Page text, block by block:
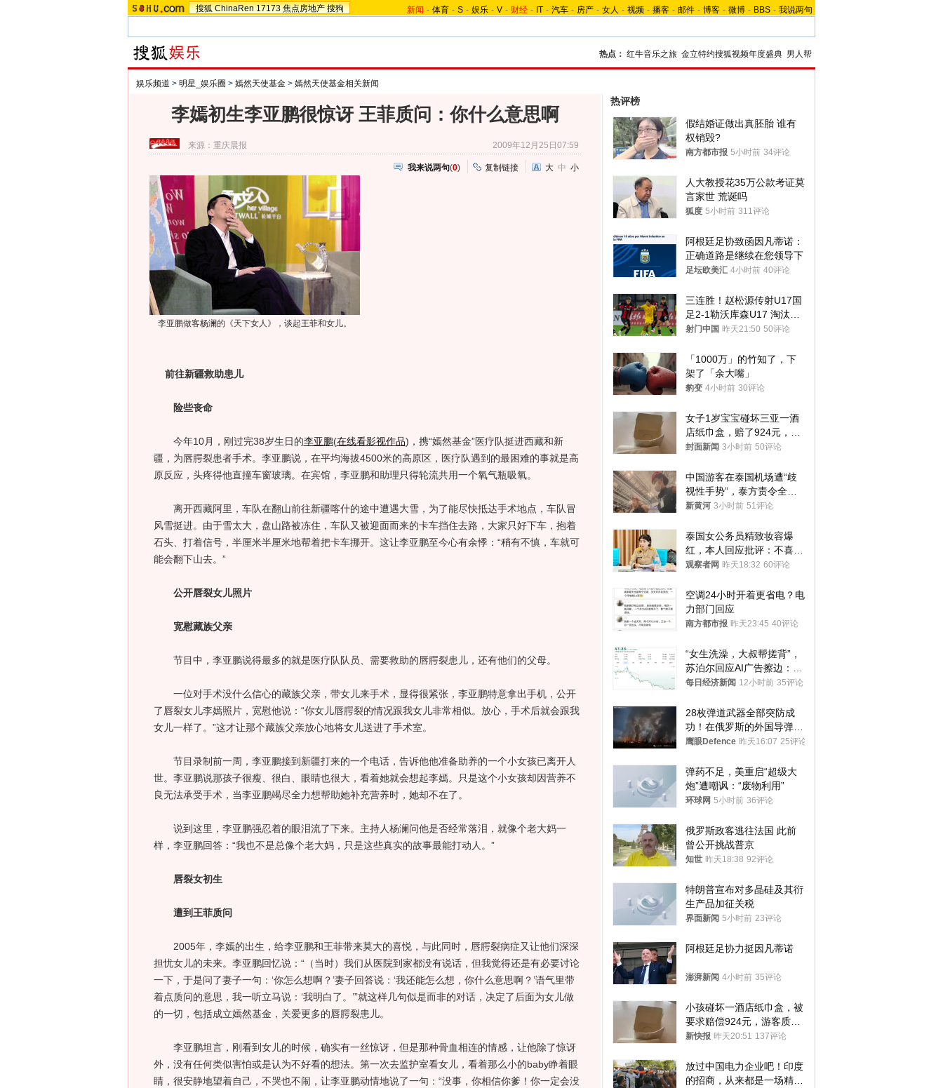
搜狐 ChinaRen 17173 焦点房地产 搜狗 新闻 - 体育 - S - 娱乐 - V - 财经 - IT - 汽车 - 房产 - 女人 - 视频 - 播客 - 邮件 - 博客 - 微博 - BBS - 我说两句
热点： 红牛音乐之旅 金立特约搜狐视频年度盛典 男人帮
娱乐频道 > 明星_娱乐圈 > 嫣然天使基金 > 嫣然天使基金相关新闻
李嫣初生李亚鹏很惊讶 王菲质问：你什么意思啊
来源：重庆晨报 2009年12月25日07:59
我来说两句(0) 复制链接 大 中 小
李亚鹏做客杨澜的《天下女人》，谈起王菲和女儿。
前往新疆救助患儿
险些丧命
今年10月，刚过完38岁生日的李亚鹏(在线看影视作品) ，携“嫣然基金”医疗队挺进西藏和新
疆，为唇腭裂患者手术。李亚鹏说，在平均海拔4500米的高原区，医疗队遇到的最困难的事就是高
原反应，头疼得他直撞车窗玻璃。在宾馆，李亚鹏和助理只得轮流共用一个氧气瓶吸氧。
离开西藏阿里，车队在翻山前往新疆喀什的途中遭遇大雪，为了能尽快抵达手术地点，车队冒
风雪挺进。由于雪太大，盘山路被冻住，车队又被迎面而来的卡车挡住去路，大家只好下车，抱着
石头、打着信号，半厘米半厘米地帮着把卡车挪开。这让李亚鹏至今心有余悸：“稍有不慎，车就可
能会翻下山去。”
公开唇裂女儿照片
宽慰藏族父亲
节目中，李亚鹏说得最多的就是医疗队队员、需要救助的唇腭裂患儿，还有他们的父母。
一位对手术没什么信心的藏族父亲，带女儿来手术，显得很紧张，李亚鹏特意拿出手机，公开
了唇裂女儿李嫣照片，宽慰他说：“你女儿唇腭裂的情况跟我女儿非常相似。放心，手术后就会跟我
女儿一样了。”这才让那个藏族父亲放心地将女儿送进了手术室。
节目录制前一周，李亚鹏接到新疆打来的一个电话，告诉他他准备助养的一个小女孩已离开人
世。李亚鹏说那孩子很瘦、很白、眼睛也很大，看着她就会想起李嫣。只是这个小女孩却因营养不
良无法承受手术，当李亚鹏竭尽全力想帮助她补充营养时，她却不在了。
说到这里，李亚鹏强忍着的眼泪流了下来。主持人杨澜问他是否经常落泪，就像个老大妈一
样，李亚鹏回答：“我也不是总像个老大妈，只是这些真实的故事最能打动人。”
唇裂女初生
遭到王菲质问
2005年，李嫣的出生，给李亚鹏和王菲带来莫大的喜悦，与此同时，唇腭裂病症又让他们深深
担忧女儿的未来。李亚鹏回忆说：“（当时）我们从医院到家都没有说话，但我觉得还是有必要讨论
一下，于是问了妻子一句：‘你怎么想啊？’妻子回答说：‘我还能怎么想，你什么意思啊？’语气里带
着点质问的意思，我一听立马说：‘我明白了。’”就这样几句似是而非的对话，决定了后面为女儿做
的一切，包括成立嫣然基金，关爱更多的唇腭裂患儿。
李亚鹏坦言，刚看到女儿的时候，确实有一丝惊讶，但是那种骨血相连的情感，让他除了惊讶
外，没有任何类似害怕或是认为不好看的想法。第一次去监护室看女儿，看着那么小的baby睁着眼
睛，很安静地望着自己，不哭也不闹，让李亚鹏动情地说了一句：“没事，你相信你爹！你一定会没
热评榜
假结婚证做出真胚胎 谁有
权销毁?
南方都市报 5小时前 34评论
人大教授花35万公款考证莫
言家世 荒诞吗
狐度 5小时前 311评论
阿根廷足协致函因凡蒂诺：
正确道路是继续在您领导下
足坛欧美汇 4小时前 40评论
三连胜！赵松源传射U17国
足2-1勒沃库森U17 淘汰赛
将战河床
射门中国 昨天21:50 50评论
「1000万」的竹知了，下
架了「余大嘴」
豹变 4小时前 30评论
女子1岁宝宝碰坏三亚一酒
店纸巾盒，赔了924元，发
帖吐槽后酒店退还一半的
封面新闻 3小时前 50评论
中国游客在泰国机场遭“歧
视性手势”，泰方责令全面
调查，对责任人采取最严厉
新黄河 3小时前 51评论
泰国女公务员精致妆容爆
红，本人回应批评：不喜欢
就别看
观察者网 昨天18:32 60评论
空调24小时开着更省电？电
力部门回应
南方都市报 昨天23:45 40评论
“女生洗澡，大叔帮搓背”，
苏泊尔回应AI广告擦边：视
频全下架，已强化内容管理
每日经济新闻 12小时前 35评论
28枚弹道武器全部突防成
功！在俄罗斯的外国导弹发
射车都是合法打击目标
鹰眼Defence 昨天16:07 25评论
弹药不足，美重启“超级大
炮”遭嘲讽：“废物利用”
环球网 5小时前 36评论
俄罗斯政客逃往法国 此前
曾公开挑战普京
知世 昨天18:38 92评论
特朗普宣布对多晶硅及其衍
生产品加征关税
界面新闻 5小时前 23评论
阿根廷足协力挺因凡蒂诺
澎湃新闻 4小时前 35评论
小孩碰坏一酒店纸巾盒，被
要求赔偿924元，游客质疑
酒店房客物品超高标价，市
新快报 昨天20:51 137评论
放过中国电力企业吧！印度
的招商，从来都是一场精准